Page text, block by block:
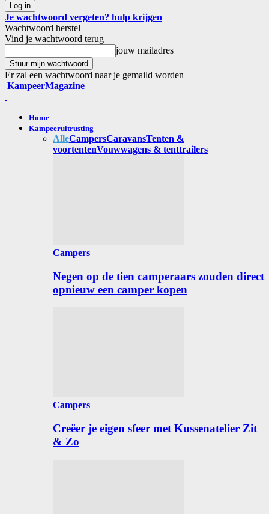
Je wachtwoord vergeten? hulp krijgen
Wachtwoord herstel
Vind je wachtwoord terug
jouw mailadres
Er zal een wachtwoord naar je gemaild worden
KampeerMagazine
Home
Kampeeruitrusting
AlleCampersCaravansTenten &
voortentenVouwwagens & tenttrailers
Campers
Negen op de tien camperaars zouden direct
opnieuw een camper kopen
Campers
Creëer je eigen sfeer met Kussenatelier Zit
& Zo